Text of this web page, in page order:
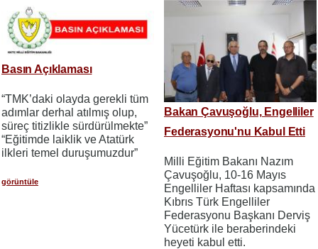
Basın Açıklaması
“TMK’daki olayda gerekli tüm
adımlar derhal atılmış olup,
süreç titizlikle sürdürülmekte”
“Eğitimde laiklik ve Atatürk
ilkleri temel duruşumuzdur”
görüntüle
Bakan Çavuşoğlu, Engelliler
Federasyonu'nu Kabul Etti
Milli Eğitim Bakanı Nazım
Çavuşoğlu, 10-16 Mayıs
Engelliler Haftası kapsamında
Kıbrıs Türk Engelliler
Federasyonu Başkanı Derviş
Yücetürk ile beraberindeki
heyeti kabul etti.